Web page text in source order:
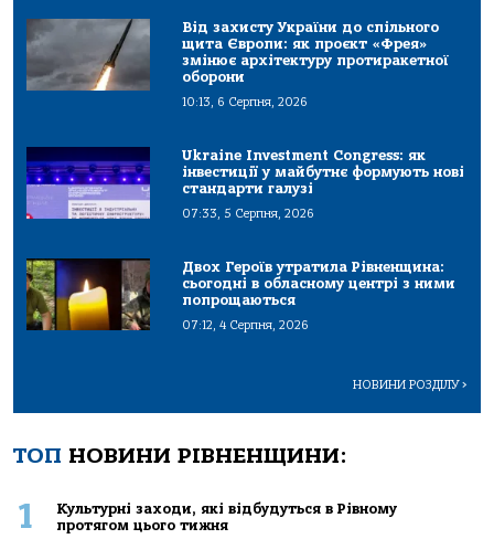
Від захисту України до спільного
щита Європи: як проєкт «Фрея»
змінює архітектуру протиракетної
оборони
10:13, 6 Серпня, 2026
Ukraine Investment Congress: як
інвестиції у майбутнє формують нові
стандарти галузі
07:33, 5 Серпня, 2026
Двох Героїв утратила Рівненщина:
сьогодні в обласному центрі з ними
попрощаються
07:12, 4 Серпня, 2026
НОВИНИ РОЗДІЛУ>
ТОП НОВИНИ РІВНЕНЩИНИ:
1
Культурні заходи, які відбудуться в Рівному
протягом цього тижня